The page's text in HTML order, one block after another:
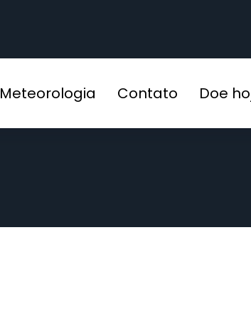
Meteorologia Contato Doe